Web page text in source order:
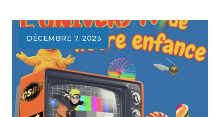
U11
:
CLAP
DE
FIN
!
DÉCEMBRE 7, 2023